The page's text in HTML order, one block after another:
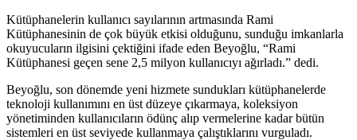
Kütüphanelerin kullanıcı sayılarının artmasında Rami
Kütüphanesinin de çok büyük etkisi olduğunu, sunduğu imkanlarla
okuyucuların ilgisini çektiğini ifade eden Beyoğlu, “Rami
Kütüphanesi geçen sene 2,5 milyon kullanıcıyı ağırladı.” dedi.
Beyoğlu, son dönemde yeni hizmete sundukları kütüphanelerde
teknoloji kullanımını en üst düzeye çıkarmaya, koleksiyon
yönetiminden kullanıcıların ödünç alıp vermelerine kadar bütün
sistemleri en üst seviyede kullanmaya çalıştıklarını vurguladı.